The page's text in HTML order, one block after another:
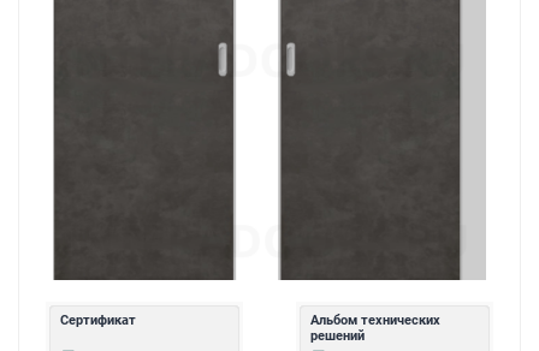
Сертификат
Альбом технических
решений